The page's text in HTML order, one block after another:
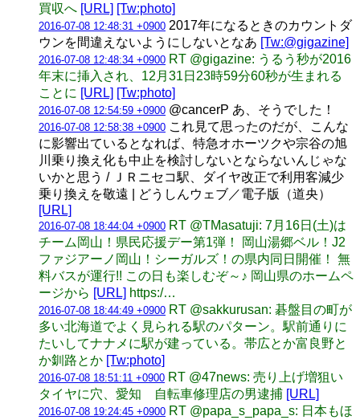
買収へ [URL] [Tw:photo]
2016-07-08 12:48:31 +0900 2017年になるときのカウントダ
ウンを間違えないようにしないとなあ [Tw:@gigazine]
2016-07-08 12:48:34 +0900 RT @gigazine: うるう秒が2016
年末に挿入され、12月31日23時59分60秒が生まれる
ことに [URL] [Tw:photo]
2016-07-08 12:54:59 +0900 @cancerP あ、そうでした！
2016-07-08 12:58:38 +0900 これ見て思ったのだが、こんな
に影響出ているとなれば、特急オホーツクや宗谷の旭
川乗り換え化も中止を検討しないとならないんじゃな
いかと思う / ＪＲニセコ駅、ダイヤ改正で利用客減少
乗り換えを敬遠 | どうしんウェブ／電子版（道央）
[URL]
2016-07-08 18:44:04 +0900 RT @TMasatuji: 7月16日(土)は
チーム岡山！県民応援デー第1弾！ 岡山湯郷ベル！J2
ファジアーノ岡山！シーガルズ！の県内同日開催！ 無
料バスが運行!! この日も楽しむぞ～♪ 岡山県のホームペ
ージから [URL] https:/…
2016-07-08 18:44:49 +0900 RT @sakkurusan: 碁盤目の町が
多い北海道でよく見られる駅のパターン。駅前通りに
たいしてナナメに駅が建っている。帯広とか富良野と
か釧路とか [Tw:photo]
2016-07-08 18:51:11 +0900 RT @47news: 売り上げ増狙い
タイヤに穴、愛知 自転車修理店の男逮捕 [URL]
2016-07-08 19:24:45 +0900 RT @papa_s_papa_s: 日本もほ